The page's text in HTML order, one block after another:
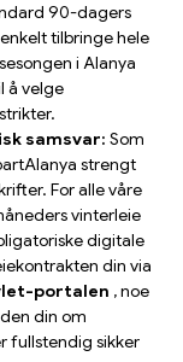
90-dagers
tilbringe hele
i Alanya
å velge
samsvar: Som
strengt
For alle våre
vinterleie
digitale
din via
portalen , noe
din om
fullstendig sikker